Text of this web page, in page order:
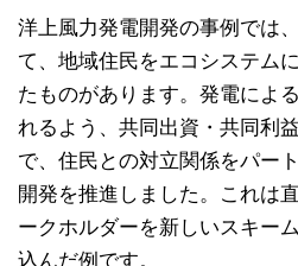
洋上風力発電開発の事例では
て、地域住民をエコシステム
たものがあります。発電によ
れるよう、共同出資・共同利
で、住民との対立関係をパー
開発を推進しました。これは
ークホルダーを新しいスキー
込んだ例です。